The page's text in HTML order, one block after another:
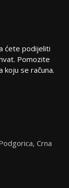
ćete podijeliti
Pomozite
koju se računa.
Crna